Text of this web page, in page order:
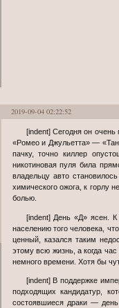
2019-09-04 02:22:52
[indent] Сегодня он очень много курил. Сидел в машине, слушая размашистую, угловатую мелодию Прокофьева из сюиты
«Ромео и Джульетта» —
пачку, точно киллер
никотиновая пуля била
владельцу авто
химического ожога, к горлу
болью.
[indent] День «Д» ясен. К концу недели они должны определиться с кандидатурой. А на следующей — объявить всему
населению того человека,
ценный, казался таким
этому всю жизнь, а когда
немного времени. Хотя бы
[indent] В поддержке императора он не сомневался. Как и все те, кто сегодня громче всех спорил в думе на тему выбора
подходящих кандидатур,
состоявшиеся драки —